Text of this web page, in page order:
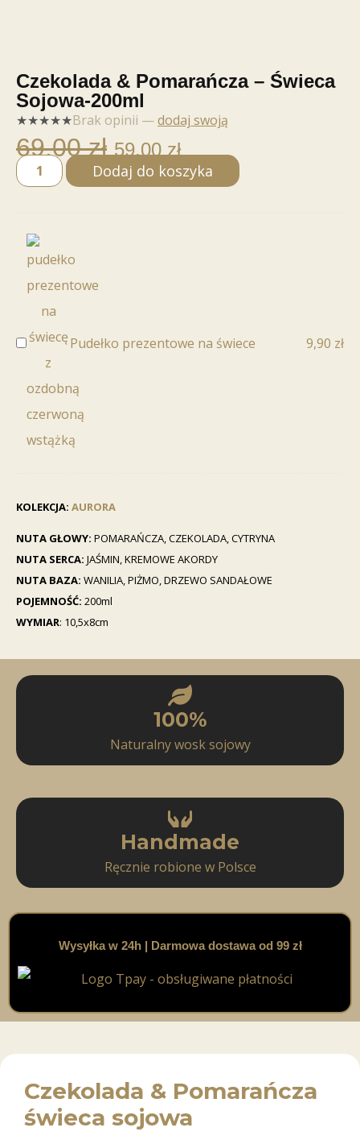
Czekolada & Pomarańcza – Świeca
Sojowa-200ml
★★★★★Brak opinii —dodaj swoją
69,00zł 59,00zł
Dodaj do koszyka
prezentowe
świece
Pudełko prezentowe na świece 9,90 zł
KOLEKCJA: AURORA
NUTA GŁOWY: POMARAŃCZA, CZEKOLADA, CYTRYNA
NUTA SERCA: JAŚMIN, KREMOWE AKORDY
NUTA BAZA: WANILIA, PIŻMO, DRZEWO SANDAŁOWE
POJEMNOŚĆ: 200ml
WYMIAR: 10,5x8cm
100%
Naturalny wosk sojowy
Handmade
Ręcznie robione w Polsce
Wysyłka w 24h | Darmowa dostawa od 99 zł
Czekolada & Pomarańcza
świeca sojowa